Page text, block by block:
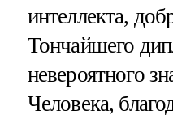
интеллекта,
Тончайшего
невероятного
Человека,